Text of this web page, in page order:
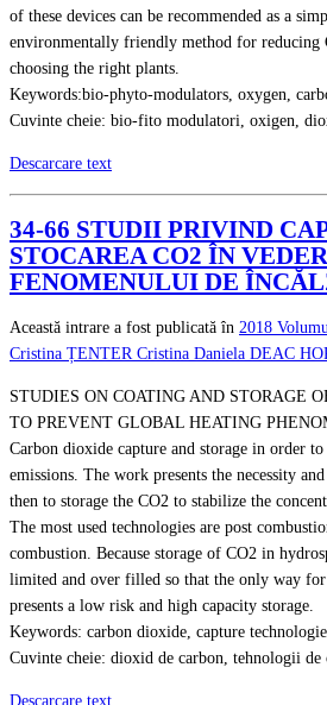
of these devices can be recommended as a
environmentally friendly method for reducing
choosing the right plants.
Keywords:bio-phyto-modulators, oxygen,
Cuvinte cheie: bio-fito modulatori, oxigen,
Descarcare text
34-66 STUDII PRIVIND
STOCAREA CO2 ÎN
FENOMENULUI DE
Această intrare a fost publicată în 2018
Cristina ȚENTER Cristina Daniela DEAC
STUDIES ON COATING AND STORAGE
TO PREVENT GLOBAL HEATING
Carbon dioxide capture and storage in order to
emissions. The work presents the necessity
then to storage the CO2 to stabilize the
The most used technologies are post
combustion. Because storage of CO2 in
limited and over filled so that the only way for
presents a low risk and high capacity storage.
Keywords: carbon dioxide, capture
Cuvinte cheie: dioxid de carbon, tehnologii de
Descarcare text